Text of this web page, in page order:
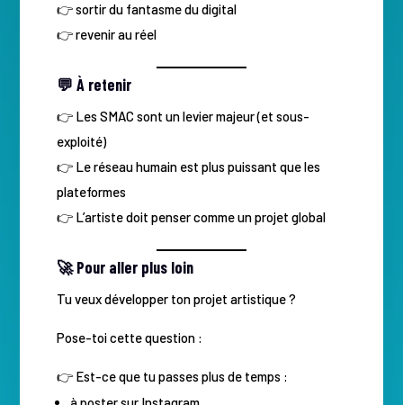
👉 sortir du fantasme du digital
👉 revenir au réel
💬 À retenir
👉 Les SMAC sont un levier majeur (et sous-
exploité)
👉 Le réseau humain est plus puissant que les
plateformes
👉 L’artiste doit penser comme un projet global
🚀 Pour aller plus loin
Tu veux développer ton projet artistique ?
Pose-toi cette question :
👉 Est-ce que tu passes plus de temps :